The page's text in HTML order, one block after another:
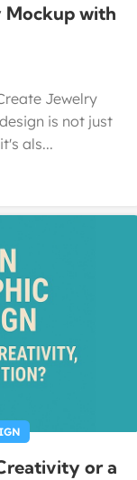
Mockup with
Jewelry
is not just
als...
or a